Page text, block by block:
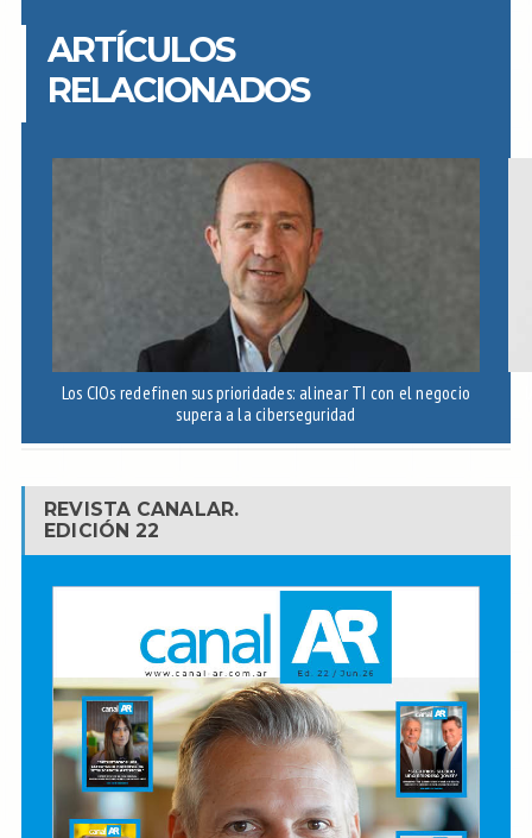
ARTÍCULOS
RELACIONADOS
Los CIOs redefinen sus prioridades: alinear TI con el negocio
supera a la ciberseguridad
REVISTA CANALAR.
EDICIÓN 22